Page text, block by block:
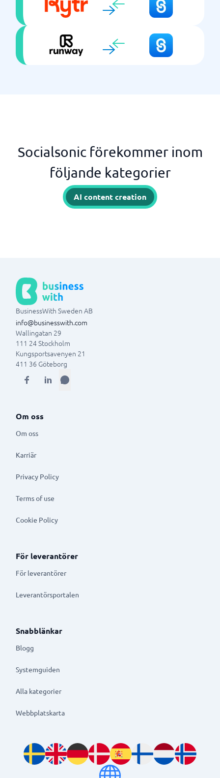
Socialsonic förekommer inom
följande kategorier
AI content creation
BusinessWith Sweden AB
info@businesswith.com
Wallingatan 29
111 24Stockholm
Kungsportsavenyen 21
411 36 Göteborg
Om oss
Om oss
Karriär
Privacy Policy
Terms of use
Cookie Policy
För leverantörer
För leverantörer
Leverantörsportalen
Snabblänkar
Blogg
Systemguiden
Alla kategorier
Webbplatskarta